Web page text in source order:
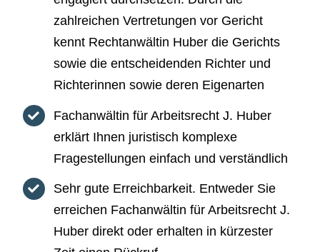
zahlreichen Vertretungen vor Gericht
kennt Rechtanwältin Huber die Gerichts
sowie die entscheidenden Richter und
Richterinnen sowie deren Eigenarten
Fachanwältin für Arbeitsrecht J. Huber
erklärt Ihnen juristisch komplexe
Fragestellungen einfach und verständlich
Sehr gute Erreichbarkeit. Entweder Sie
erreichen Fachanwältin für Arbeitsrecht J.
Huber direkt oder erhalten in kürzester